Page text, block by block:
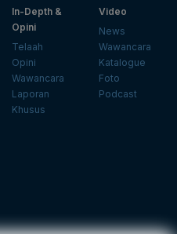
In-Depth &
Opini
Telaah
Opini
Wawancara
Laporan
Khusus
Video
News
Wawancara
Katalogue
Foto
Podcast